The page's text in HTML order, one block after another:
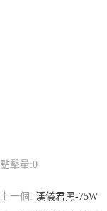
點擊量:0
上一個: 漢儀君黑-75W